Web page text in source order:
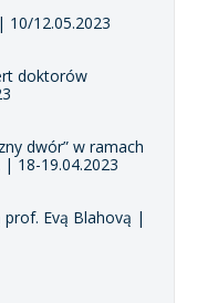
10/12.05.2023
doktorów
dwór” w ramach
| 18-19.04.2023
Evą Blahovą |